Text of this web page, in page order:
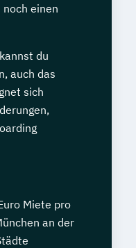
noch einen
du
auch das
sich
Miete pro
an der